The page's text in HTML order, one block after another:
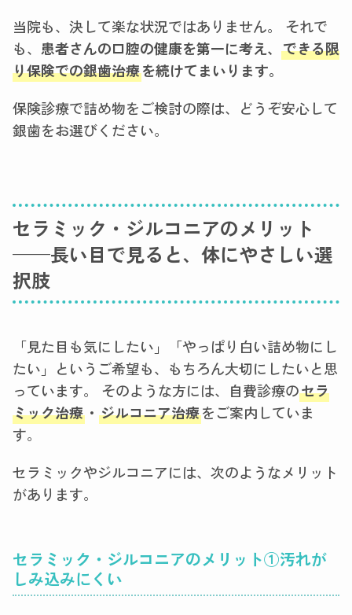
当院も、決して楽な状況ではありません。 それで
も、 患者さんの口腔の健康を第一に考え、 できる限
り保険での銀歯治療を続けてまいります。
保険診療で詰め物をご検討の際は、どうぞ安心して
銀歯をお選びください。
セラミック・ジルコニアのメリット
——長い目で見ると、体にやさしい選
択肢
「見た目も気にしたい」「やっぱり白い詰め物にし
たい」というご希望も、もちろん大切にしたいと思
っています。 そのような方には、自費診療のセラ
ミック治療 ・ ジルコニア治療をご案内していま
す。
セラミックやジルコニアには、次のようなメリット
があります。
セラミック・ジルコニアのメリット①汚れが
しみ込みにくい